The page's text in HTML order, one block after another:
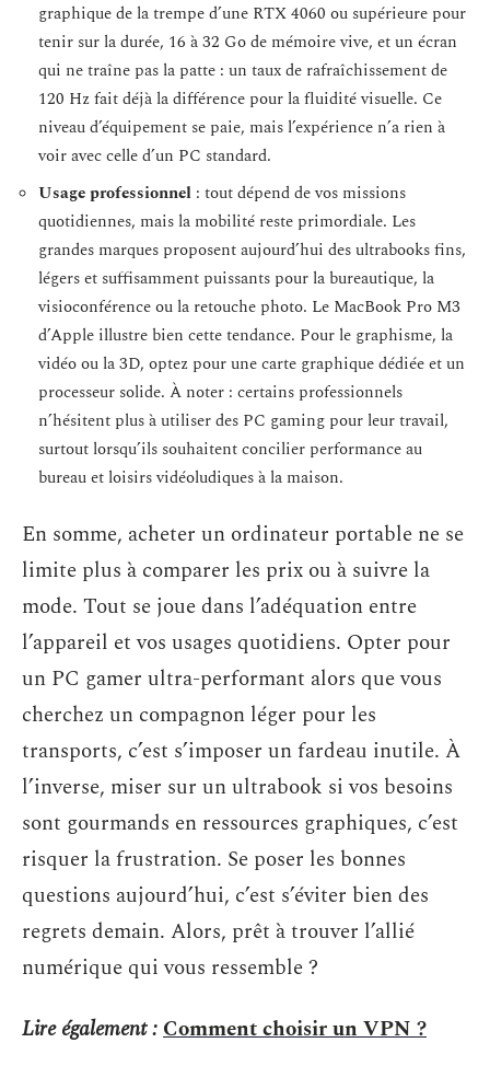
graphique de la trempe d’une RTX 4060 ou supérieure pour
tenir sur la durée, 16 à 32 Go de mémoire vive, et un écran
qui ne traîne pas la patte : un taux de rafraîchissement de
120 Hz fait déjà la différence pour la fluidité visuelle. Ce
niveau d’équipement se paie, mais l’expérience n’a rien à
voir avec celle d’un PC standard.
Usage professionnel : tout dépend de vos missions
quotidiennes, mais la mobilité reste primordiale. Les
grandes marques proposent aujourd’hui des ultrabooks fins,
légers et suffisamment puissants pour la bureautique, la
visioconférence ou la retouche photo. Le MacBook Pro M3
d’Apple illustre bien cette tendance. Pour le graphisme, la
vidéo ou la 3D, optez pour une carte graphique dédiée et un
processeur solide. À noter : certains professionnels
n’hésitent plus à utiliser des PC gaming pour leur travail,
surtout lorsqu’ils souhaitent concilier performance au
bureau et loisirs vidéoludiques à la maison.
En somme, acheter un ordinateur portable ne se
limite plus à comparer les prix ou à suivre la
mode. Tout se joue dans l’adéquation entre
l’appareil et vos usages quotidiens. Opter pour
un PC gamer ultra-performant alors que vous
cherchez un compagnon léger pour les
transports, c’est s’imposer un fardeau inutile. À
l’inverse, miser sur un ultrabook si vos besoins
sont gourmands en ressources graphiques, c’est
risquer la frustration. Se poser les bonnes
questions aujourd’hui, c’est s’éviter bien des
regrets demain. Alors, prêt à trouver l’allié
numérique qui vous ressemble ?
Lire également :Comment choisir un VPN ?